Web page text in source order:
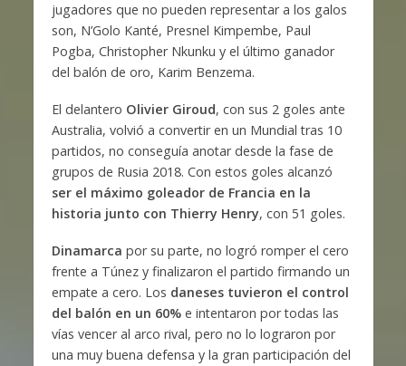
jugadores que no pueden representar a los galos
son, N’Golo Kanté, Presnel Kimpembe, Paul
Pogba, Christopher Nkunku y el último ganador
del balón de oro, Karim Benzema.
El delantero Olivier Giroud, con sus 2 goles ante
Australia, volvió a convertir en un Mundial tras 10
partidos, no conseguía anotar desde la fase de
grupos de Rusia 2018. Con estos goles alcanzó
ser el máximo goleador de Francia en la
historia junto con Thierry Henry, con 51 goles.
Dinamarca por su parte, no logró romper el cero
frente a Túnez y finalizaron el partido firmando un
empate a cero. Los daneses tuvieron el control
del balón en un 60%e intentaron por todas las
vías vencer al arco rival, pero no lo lograron por
una muy buena defensa y la gran participación del